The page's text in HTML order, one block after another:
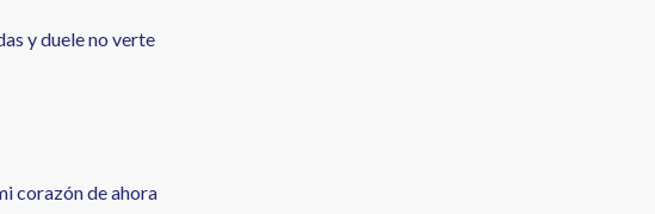
y duele no verte
corazón de ahora